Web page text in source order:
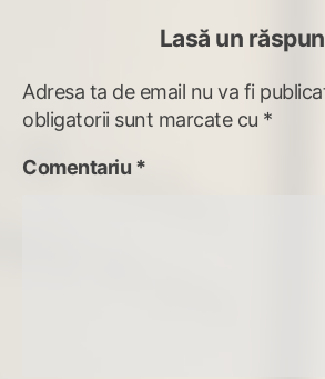
Lasă un
Adresa ta de email nu va fi
obligatorii sunt marcate cu *
Comentariu *